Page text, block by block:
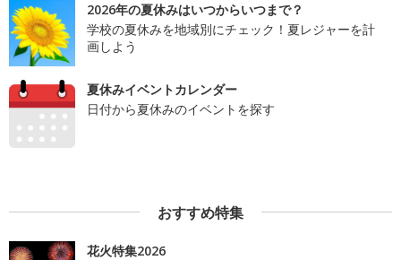
2026年の夏休みはいつからいつまで？
学校の夏休みを地域別にチェック！夏レジャーを計
画しよう
夏休みイベントカレンダー
日付から夏休みのイベントを探す
おすすめ特集
花火特集2026